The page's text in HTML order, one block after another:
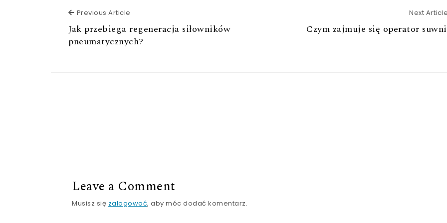
Previous Article
Jak przebiega regeneracja siłowników
pneumatycznych?
Next Article
Czym zajmuje się operator
Leave a Comment
Musisz się zalogować, aby móc dodać komentarz.